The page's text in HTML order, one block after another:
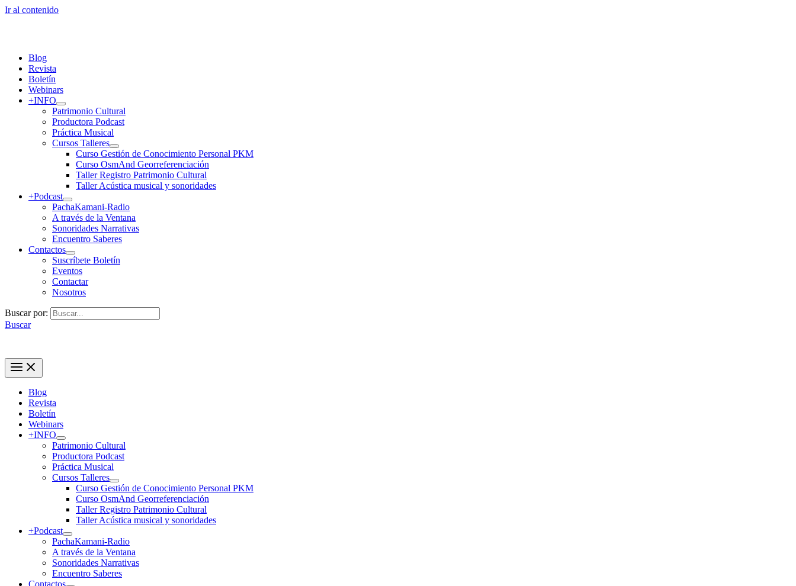
Ir al contenido
Blog
Revista
Boletín
Webinars
+INFO
Patrimonio Cultural
Productora Podcast
Práctica Musical
Cursos Talleres
Curso Gestión de Conocimiento Personal PKM
Curso OsmAnd Georreferenciación
Taller Registro Patrimonio Cultural
Taller Acústica musical y sonoridades
+Podcast
PachaKamani-Radio
A través de la Ventana
Sonoridades Narrativas
Encuentro Saberes
Contactos
Suscríbete Boletín
Eventos
Contactar
Nosotros
Buscar por:
Buscar
Blog
Revista
Boletín
Webinars
+INFO
Patrimonio Cultural
Productora Podcast
Práctica Musical
Cursos Talleres
Curso Gestión de Conocimiento Personal PKM
Curso OsmAnd Georreferenciación
Taller Registro Patrimonio Cultural
Taller Acústica musical y sonoridades
+Podcast
PachaKamani-Radio
A través de la Ventana
Sonoridades Narrativas
Encuentro Saberes
Contactos